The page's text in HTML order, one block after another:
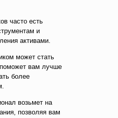
часто есть
и
активами.
может стать
вам лучше
более
возьмет на
позволяя вам